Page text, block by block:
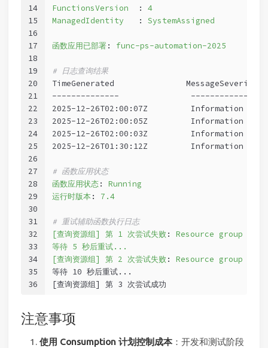
14
15
16
17
18
19
20
21
22
23
24
25
26
27
28
29
30
31
32
33
34
35
36
FunctionsVersion
  :
4
ManagedIdentity
   :
SystemAssigned
函数应用已部署: func-ps-automation-2025
# 日志查询结果
TimeGenerated               MessageSeverity
--------------               ---------------
2025-12-26T02:00:07Z         Information     清理
2025-12-26T02:00:05Z         Information     删
2025-12-26T02:00:03Z         Information     删
2025-12-26T01:30:12Z         Information     收
# 函数应用状态
函数应用状态:
Running
运行时版本: 7.4
# 重试辅助函数执行日志
[查询资源组] 第 1 次尝试失败:
Resource group
等待 5 秒后重试...
[查询资源组] 第 2 次尝试失败:
Resource group
等待 10 秒后重试...
[查询资源组] 第 3 次尝试成功
注意事项
使用 Consumption 计划控制成本：开发和测试阶段